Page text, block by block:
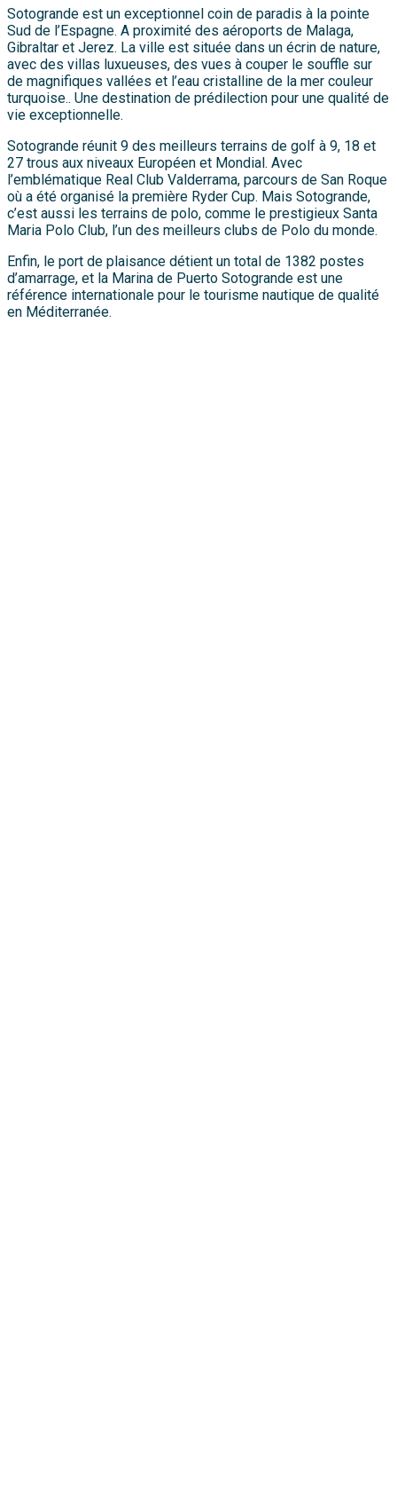
Sotogrande est un exceptionnel coin de paradis à la pointe
Sud de l’Espagne. A proximité des aéroports de Malaga,
Gibraltar et Jerez. La ville est située dans un écrin de nature,
avec des villas luxueuses, des vues à couper le souffle sur
de magnifiques vallées et l’eau cristalline de la mer couleur
turquoise.. Une destination de prédilection pour une qualité de
vie exceptionnelle.
Sotogrande réunit 9 des meilleurs terrains de golf à 9, 18 et
27 trous aux niveaux Européen et Mondial. Avec
l’emblématique Real Club Valderrama, parcours de San Roque
où a été organisé la première Ryder Cup. Mais Sotogrande,
c’est aussi les terrains de polo, comme le prestigieux Santa
Maria Polo Club, l’un des meilleurs clubs de Polo du monde.
Enfin, le port de plaisance détient un total de 1382 postes
d’amarrage, et la Marina de Puerto Sotogrande est une
référence internationale pour le tourisme nautique de qualité
en Méditerranée.